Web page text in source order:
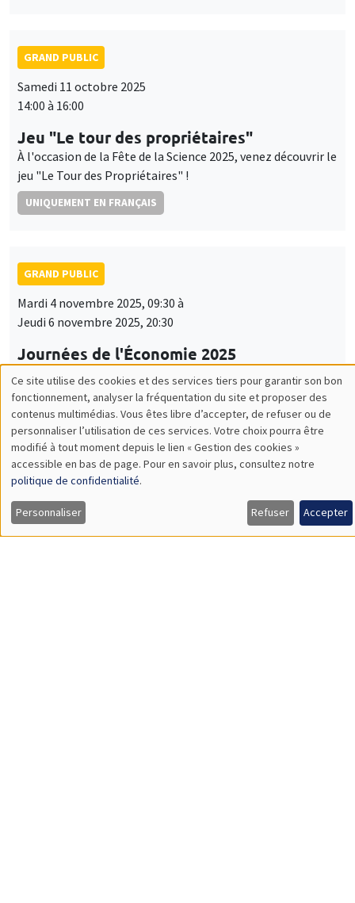
GRAND PUBLIC
Samedi 11 octobre 2025
14:00 à 16:00
Jeu "Le tour des propriétaires"
À l'occasion de la Fête de la Science 2025, venez découvrir le
jeu "Le Tour des Propriétaires" !
UNIQUEMENT EN FRANÇAIS
GRAND PUBLIC
Mardi 4 novembre 2025, 09:30 à
Jeudi 6 novembre 2025, 20:30
Journées de l'Économie 2025
UNIQUEMENT EN FRANÇAIS
GRAND PUBLIC
Lundi 17 novembre 2025
19:00 à 21:00
Utilisation
des
données
personnelles
et
des
Ce site utilise des cookies et des services tiers pour garantir son bon
fonctionnement, analyser la fréquentation du site et proposer des
contenus multimédias. Vous êtes libre d’accepter, de refuser ou de
personnaliser l’utilisation de ces services. Votre choix pourra être
modifié à tout moment depuis le lien « Gestion des cookies »
accessible en bas de page. Pour en savoir plus, consultez notre
politique de confidentialité.
Personnaliser Refuser Accepter